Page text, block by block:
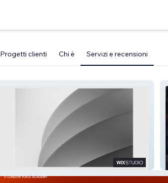
Progetti clienti Chi è Servizi e recensioni
AST & Partners